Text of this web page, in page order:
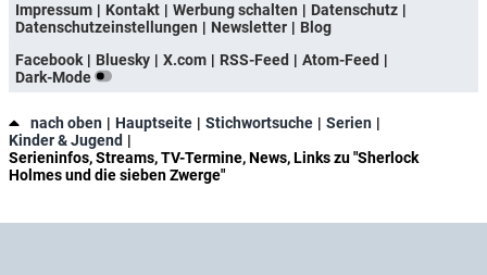
Impressum
Kontakt Werbung schalten
Datenschutz
Datenschutzeinstellungen
Newsletter
Blog
Facebook
Bluesky X.com RSS-Feed
Atom-Feed
Dark-Mode
nach oben Hauptseite Stichwortsuche
Serien
Kinder & Jugend
Serieninfos, Streams, TV-Termine, News, Links zu "Sherlock
Holmes und die sieben Zwerge"